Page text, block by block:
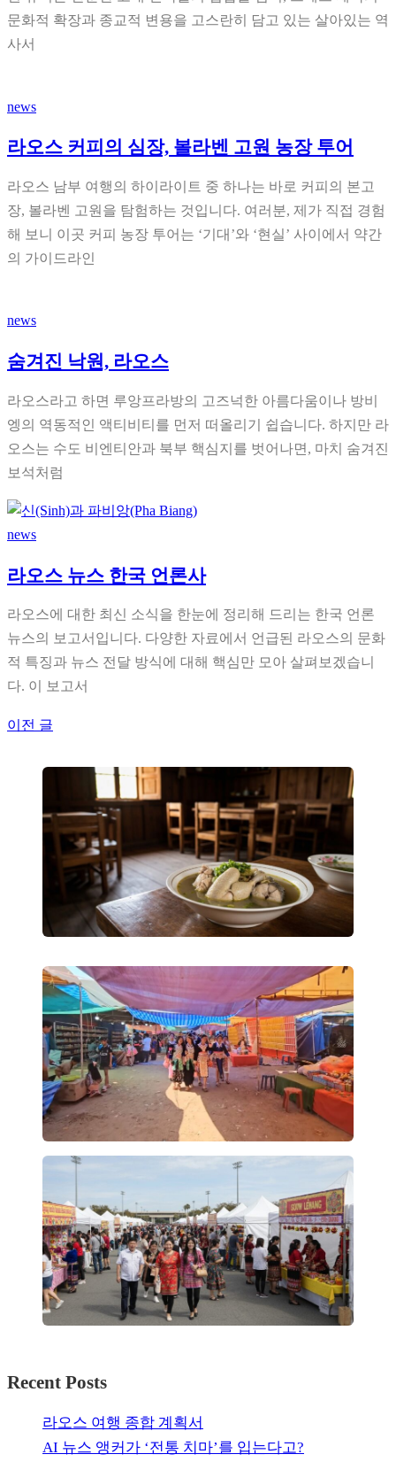
문화적 확장과 종교적 변용을 고스란히 담고 있는 살아있는 역
사서
news
라오스 커피의 심장, 볼라벤 고원 농장 투어
라오스 남부 여행의 하이라이트 중 하나는 바로 커피의 본고
장, 볼라벤 고원을 탐험하는 것입니다. 여러분, 제가 직접 경험
해 보니 이곳 커피 농장 투어는 ‘기대’와 ‘현실’ 사이에서 약간
의 가이드라인
news
숨겨진 낙원, 라오스
라오스라고 하면 루앙프라방의 고즈넉한 아름다움이나 방비
엥의 역동적인 액티비티를 먼저 떠올리기 쉽습니다. 하지만 라
오스는 수도 비엔티안과 북부 핵심지를 벗어나면, 마치 숨겨진
보석처럼
news
라오스 뉴스 한국 언론사
라오스에 대한 최신 소식을 한눈에 정리해 드리는 한국 언론
뉴스의 보고서입니다. 다양한 자료에서 언급된 라오스의 문화
적 특징과 뉴스 전달 방식에 대해 핵심만 모아 살펴보겠습니
다. 이 보고서
글
이전 글
Recent Posts
라오스 여행 종합 계획서
AI 뉴스 앵커가 ‘전통 치마’를 입는다고?